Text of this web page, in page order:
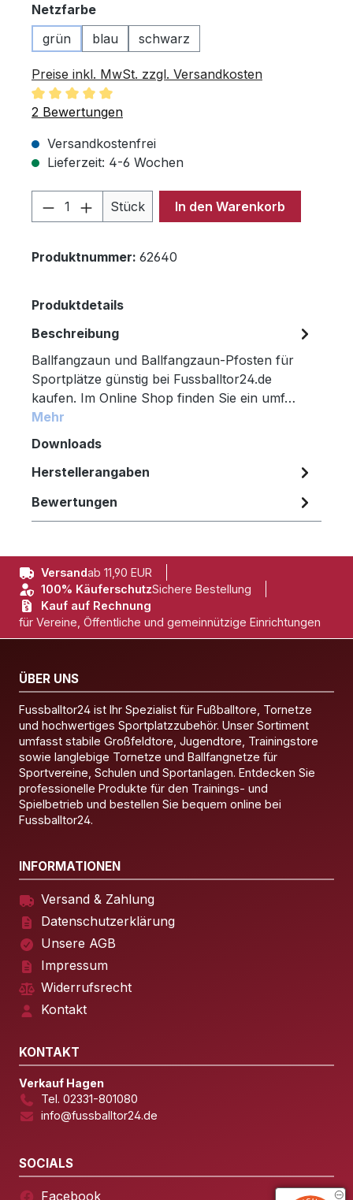
Netzfarbeauswählen
grün
blau schwarz
Preise inkl. MwSt. zzgl. Versandkosten
Durchschnittliche Bewertung von 5 von 5 Sternen
2 Bewertungen
Versandkostenfrei
Lieferzeit: 4-6 Wochen
Produkt Anzahl: Gib den
Stück In den Warenkorb
Produktnummer: 62640
Produktdetails
Beschreibung
Ballfangzaun und Ballfangzaun-Pfosten für
Sportplätze günstig bei Fussballtor24.de
kaufen. Im Online Shop finden Sie ein umf…
Mehr
Downloads
Herstellerangaben
Bewertungen
Versandab 11,90 EUR
100% KäuferschutzSichere Bestellung
Kauf auf Rechnung
für Vereine, Öffentliche und gemeinnützige Einrichtungen
ÜBER UNS
Fussballtor24 ist Ihr Spezialist für Fußballtore, Tornetze
und hochwertiges Sportplatzzubehör. Unser Sortiment
umfasst stabile Großfeldtore, Jugendtore, Trainingstore
sowie langlebige Tornetze und Ballfangnetze für
Sportvereine, Schulen und Sportanlagen. Entdecken Sie
professionelle Produkte für den Trainings- und
Spielbetrieb und bestellen Sie bequem online bei
Fussballtor24.
INFORMATIONEN
Versand & Zahlung
Datenschutzerklärung
Unsere AGB
Impressum
Widerrufsrecht
Kontakt
KONTAKT
Verkauf Hagen
Tel. 02331-801080
info@fussballtor24.de
SOCIALS
Facebook